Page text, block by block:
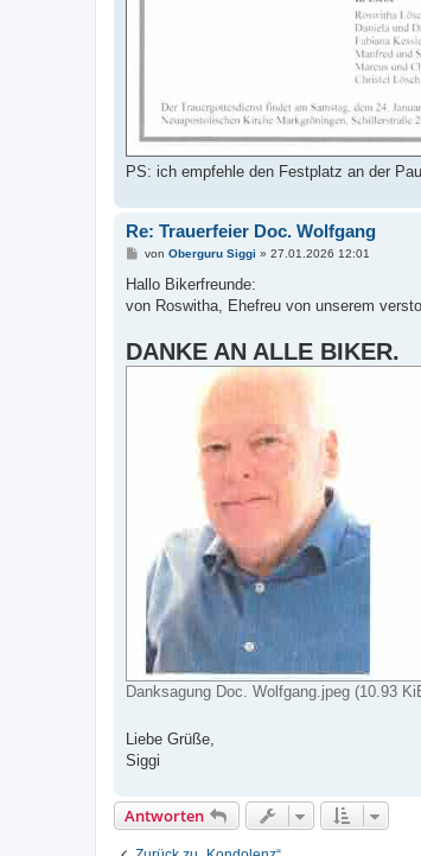
PS: ich empfehle den Festplatz an der
Re: Trauerfeier Doc. Wolfgang
B
i
r
von Oberguru Siggi » 27.01.2026 12:01
Hallo Bikerfreunde:
von Roswitha, Ehefreu von unserem
DANKE AN ALLE BIKER.
Danksagung Doc. Wolfgang.jpeg (10.93
Liebe Grüße,
Siggi
Antworten